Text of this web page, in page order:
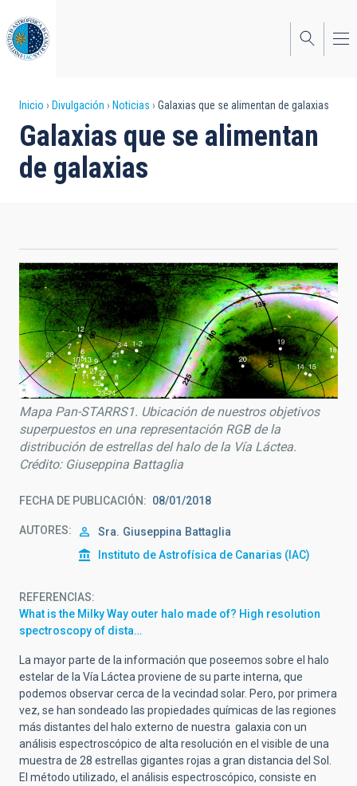
al
contenido
principal
Sobrescribir
enlaces
de
la
navegación
Inicio Divulgación Noticias Galaxias que se alimentan de galaxias
Galaxias que se alimentan
de galaxias
Mapa Pan-STARRS1. Ubicación de nuestros objetivos
superpuestos en una representación RGB de la
distribución de estrellas del halo de la Vía Láctea.
Crédito: Giuseppina Battaglia
FECHA DE PUBLICACIÓN 08/01/2018
AUTORES Sra. Giuseppina Battaglia
Instituto de Astrofísica de Canarias (IAC)
REFERENCIAS
What is the Milky Way outer halo made of? High resolution
spectroscopy of dista…
La mayor parte de la información que poseemos sobre el halo
estelar de la Vía Láctea proviene de su parte interna, que
podemos observar cerca de la vecindad solar. Pero, por primera
vez, se han sondeado las propiedades químicas de las regiones
más distantes del halo externo de nuestra galaxia con un
análisis espectroscópico de alta resolución en el visible de una
muestra de 28 estrellas gigantes rojas a gran distancia del Sol.
El método utilizado, el análisis espectroscópico, consiste en